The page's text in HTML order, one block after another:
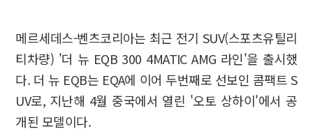
메르세데스-벤츠코리아는 최근 전기 SUV(스포츠유틸리
티차량) '더 뉴 EQB 300 4MATIC AMG 라인'을 출시했
다. 더 뉴 EQB는 EQA에 이어 두번째로 선보인 콤팩트 S
UV로, 지난해 4월 중국에서 열린 '오토 상하이'에서 공
개된 모델이다.